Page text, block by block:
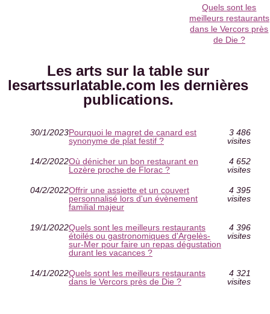
Quels sont les
meilleurs restaurants
dans le Vercors près
de Die ?
Les arts sur la table sur
lesartssurlatable.com les dernières
publications.
30/1/2023Pourquoi le magret de canard est
synonyme de plat festif ?
3 486
visites
14/2/2022Où dénicher un bon restaurant en
Lozère proche de Florac ?
4 652
visites
04/2/2022Offrir une assiette et un couvert
personnalisé lors d'un évènement
familial majeur
4 395
visites
19/1/2022Quels sont les meilleurs restaurants
étoilés ou gastronomiques d'Argelès-
sur-Mer pour faire un repas dégustation
durant les vacances ?
4 396
visites
14/1/2022Quels sont les meilleurs restaurants
dans le Vercors près de Die ?
4 321
visites